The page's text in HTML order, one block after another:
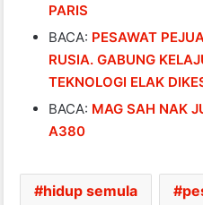
PARIS
BACA: PESAWAT
RUSIA. GABUNG
TEKNOLOGI ELAK
BACA: MAG SAH NAK
A380
hidup semula